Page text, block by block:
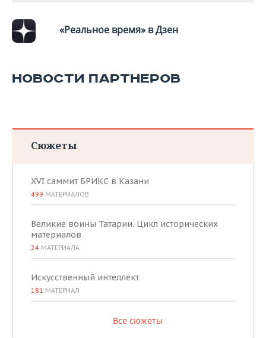
«Реальное время» в Дзен
НОВОСТИ ПАРТНЕРОВ
Сюжеты
XVI саммит БРИКС в Казани
499 МАТЕРИАЛОВ
Великие воины Татарии. Цикл исторических
материалов
24 МАТЕРИАЛА
Искусственный интеллект
181 МАТЕРИАЛ
Все сюжеты